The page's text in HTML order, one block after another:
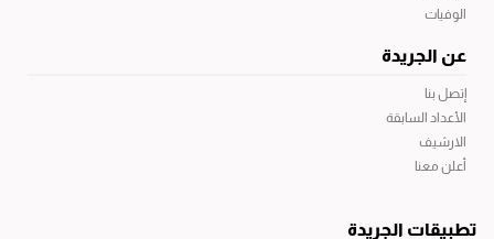
الوفيات
عن الجريدة
إتصل بنا
الأعداد السابقة
الارشيف
أعلن معنا
تطبيقات الجريدة